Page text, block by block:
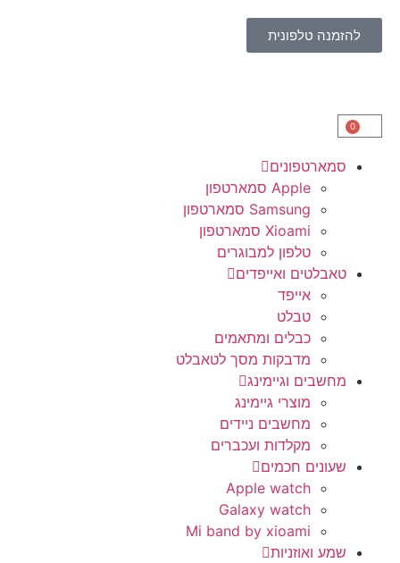
0
להזמנה טלפונית
סמארטפונים
Apple סמארטפון
Samsung סמארטפון
Xioami סמארטפון
טלפון למבוגרים
טאבלטים ואייפדים
אייפד
טבלט
כבלים ומתאמים
מדבקות מסך לטאבלט
מחשבים וגיימינג
מוצרי גיימינג
מחשבים ניידים
מקלדות ועכברים
שעונים חכמים
Apple watch
Galaxy watch
Mi band by xioami
שמע ואוזניות